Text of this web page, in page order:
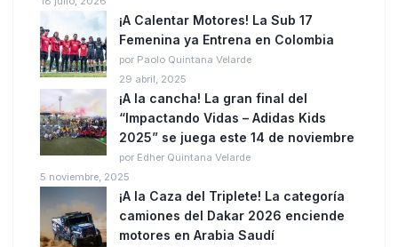
¡A Calentar Motores! La Sub 17
Femenina ya Entrena en Colombia
por Paolo Quintana Velarde
29 abril, 2025
¡A la cancha! La gran final del
“Impactando Vidas – Adidas Kids
2025” se juega este 14 de noviembre
por Edher Quintana Velarde
5 noviembre, 2025
¡A la Caza del Triplete! La categoría
camiones del Dakar 2026 enciende
motores en Arabia Saudí